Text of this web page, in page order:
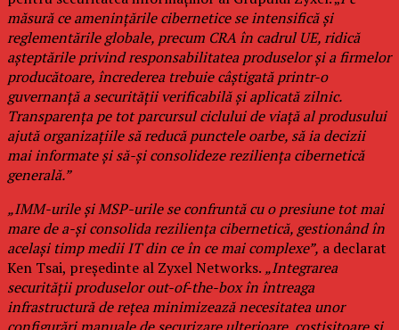
măsură ce amenințările cibernetice se intensifică și
reglementările globale, precum CRA în cadrul UE, ridică
așteptările privind responsabilitatea produselor și a firmelor
producătoare, încrederea trebuie câștigată printr-o
guvernanță a securității verificabilă și aplicată zilnic.
Transparența pe tot parcursul ciclului de viață al produsului
ajută organizațiile să reducă punctele oarbe, să ia decizii
mai informate și să-și consolideze reziliența cibernetică
generală.”
„IMM-urile și MSP-urile se confruntă cu o presiune tot mai
mare de a-și consolida reziliența cibernetică, gestionând în
același timp medii IT din ce în ce mai complexe”, a declarat
Ken Tsai, președinte al Zyxel Networks. „Integrarea
securității produselor out-of-the-box în întreaga
infrastructură de rețea minimizează necesitatea unor